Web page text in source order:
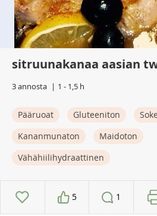
sitruunakanaa aasian
3 annosta 1 - 1,5 h
Pääruoat Gluteeniton
Kananmunaton
Maidoton
Vähähiilihydraattinen
5 1